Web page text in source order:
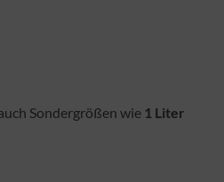
Sondergrößen wie 1 Liter